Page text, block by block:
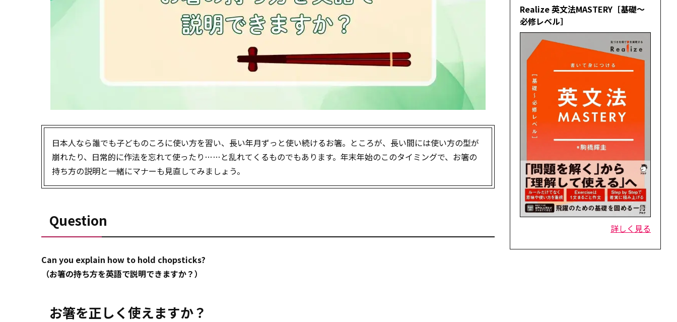
日本人なら誰でも子どものころに使い方を習い、長い年月ずっと使い続けるお箸。ところが、長い間には使い方の型が
崩れたり、日常的に作法を忘れて使ったり……と乱れてくるものでもあります。年末年始のこのタイミングで、お箸の
持ち方の説明と一緒にマナーも見直してみましょう。
Question
Can you explain how to hold chopsticks?
（お箸の持ち方を英語で説明できますか？）
お箸を正しく使えますか？
Realize 英文法MASTERY［基礎～
必修レベル］
詳しく見る